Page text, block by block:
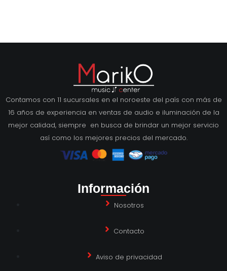
Contamos con 11 sucursales en el noroeste del país con más de
16 años de experiencia en ventas de audio e iluminación de la
mejor calidad, siempre en busca de brindar un mejor servicio
así como los mejores precios del mercado.
Información
Nosotros
Contacto
Aviso de privacidad